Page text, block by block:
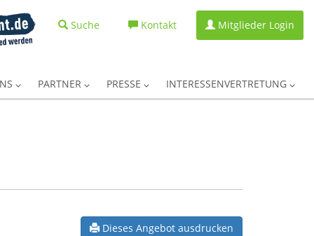
Suche Kontakt Mitglieder Login
PARTNER PRESSE INTERESSENVERTRETUNG
Dieses Angebot ausdrucken